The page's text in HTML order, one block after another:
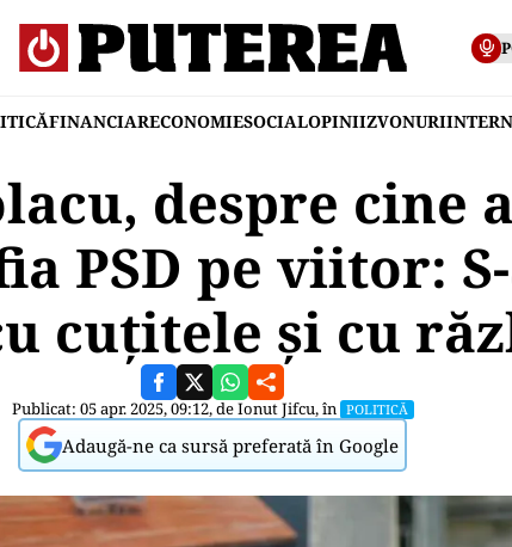
FINANCIARECONOMIESOCIALOPINIIZVONURI
despre cine
PSD pe viitor:
cuţitele şi cu
Publicat: 05 apr. 2025, 09:12, deIonut Jifcu, în POLITICĂ
Adaugă-ne ca sursă preferată în Google